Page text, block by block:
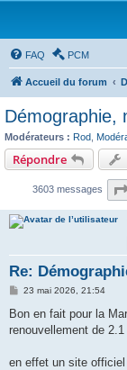
FAQ PCM
Accueil du forum
Démographie,
Modérateurs : Rod
Répondre
3603 messages
Re:
M
s
a
23 mai 2026, 21:54
Bon en fait pour la
renouvellement de 2.1
en effet un site officiel